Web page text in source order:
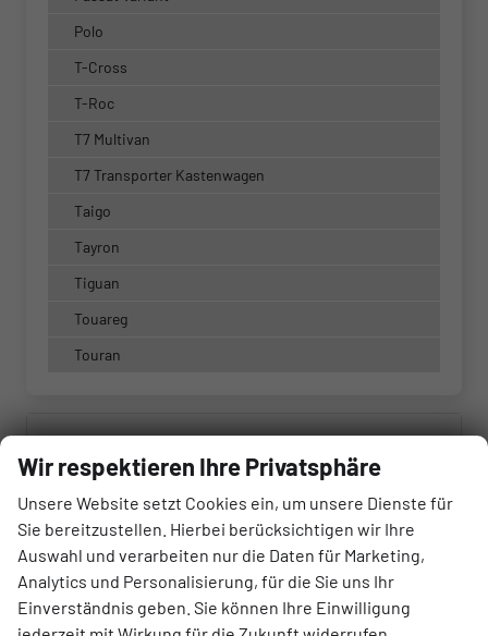
Polo
T-Cross
T-Roc
T7 Multivan
T7 Transporter Kastenwagen
Taigo
Tayron
Tiguan
Touareg
Touran
alles ausgewählt
alles ausgewählt
Wir respektieren Ihre Privatsphäre
Unsere Website setzt Cookies ein, um unsere Dienste für
Sie bereitzustellen. Hierbei berücksichtigen wir Ihre
Auswahl und verarbeiten nur die Daten für Marketing,
Analytics und Personalisierung, für die Sie uns Ihr
Einverständnis geben. Sie können Ihre Einwilligung